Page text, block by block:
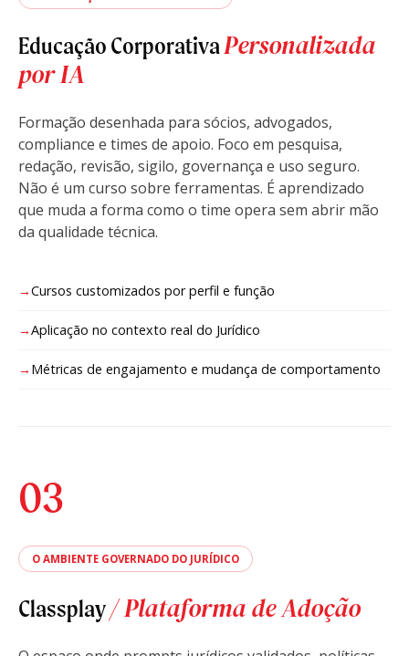
Educação CorporativaPersonalizada
por IA
Formação desenhada para sócios, advogados,
compliance e times de apoio. Foco em pesquisa,
redação, revisão, sigilo, governança e uso seguro.
Não é um curso sobre ferramentas. É aprendizado
que muda a forma como o time opera sem abrir mão
da qualidade técnica.
Cursos customizados por perfil e função
Aplicação no contexto real do Jurídico
Métricas de engajamento e mudança de comportamento
03
O AMBIENTE GOVERNADO DO JURÍDICO
Classplay/ Plataforma de Adoção